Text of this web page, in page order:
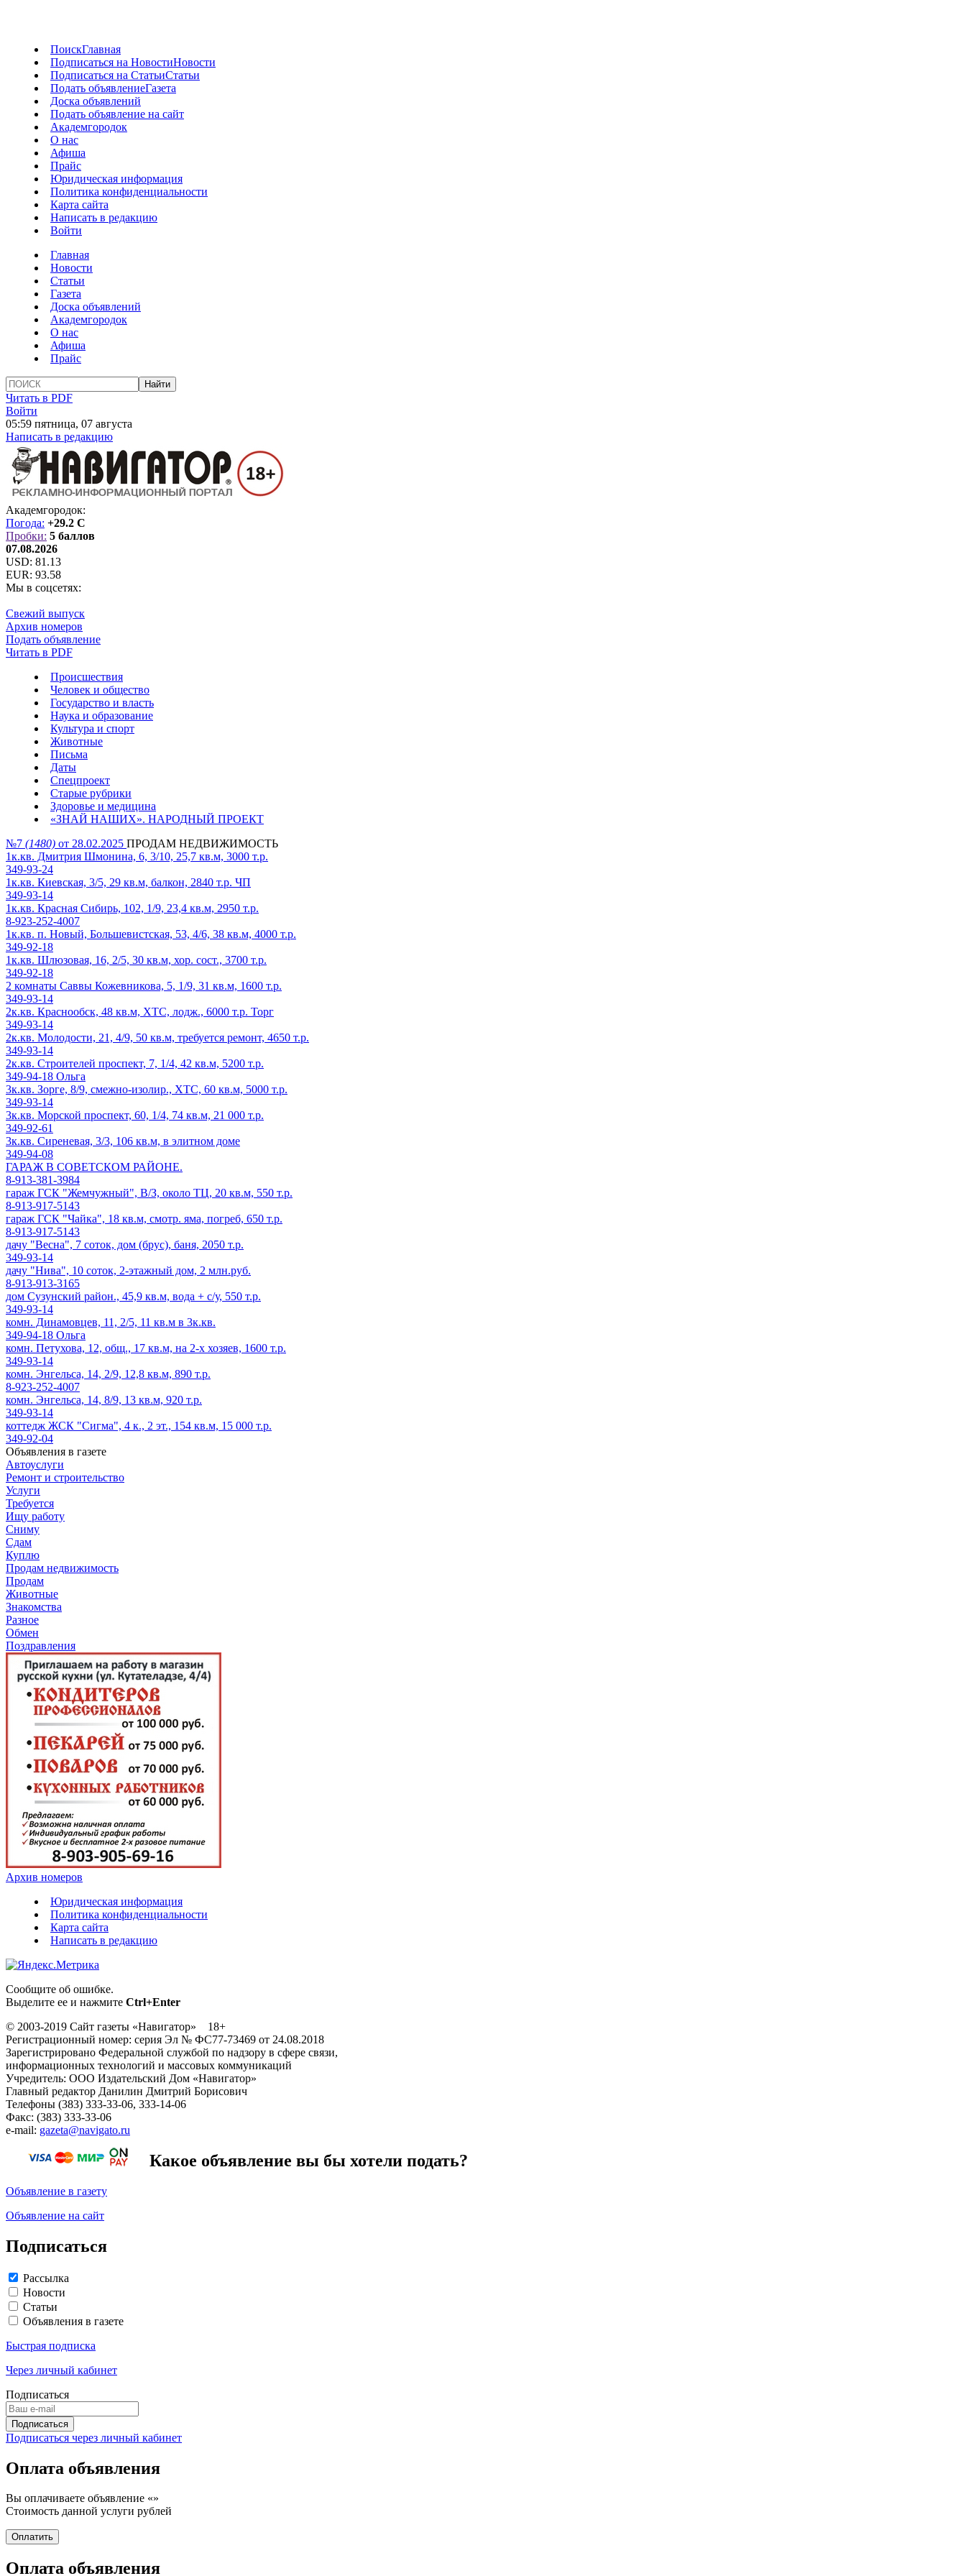
ПоискГлавная
Подписаться на НовостиНовости
Подписаться на СтатьиСтатьи
Подать объявлениеГазета
Доска объявлений
Подать объявление на сайт
Академгородок
О нас
Афиша
Прайс
Юридическая информация
Политика конфиденциальности
Карта сайта
Написать в редакцию
Войти
Главная
Новости
Статьи
Газета
Доска объявлений
Академгородок
О нас
Афиша
Прайс
Читать в PDF
Войти
05:59 пятница, 07 августа
Написать в редакцию
Академгородок:
Погода: +29.2 C
Пробки: 5 баллов
07.08.2026
USD: 81.13
EUR: 93.58
Мы в соцсетях:
Свежий выпуск
Архив номеров
Подать объявление
Читать в PDF
Происшествия
Человек и общество
Государство и власть
Наука и образование
Культура и спорт
Животные
Письма
Даты
Спецпроект
Старые рубрики
Здоровье и медицина
«ЗНАЙ НАШИХ». НАРОДНЫЙ ПРОЕКТ
№7 (1480) от 28.02.2025 ПРОДАМ НЕДВИЖИМОСТЬ
1к.кв. Дмитрия Шмонина, 6, 3/10, 25,7 кв.м, 3000 т.р.
349-93-24
1к.кв. Киевская, 3/5, 29 кв.м, балкон, 2840 т.р. ЧП
349-93-14
1к.кв. Красная Сибирь, 102, 1/9, 23,4 кв.м, 2950 т.р.
8-923-252-4007
1к.кв. п. Новый, Большевистская, 53, 4/6, 38 кв.м, 4000 т.р.
349-92-18
1к.кв. Шлюзовая, 16, 2/5, 30 кв.м, хор. сост., 3700 т.р.
349-92-18
2 комнаты Саввы Кожевникова, 5, 1/9, 31 кв.м, 1600 т.р.
349-93-14
2к.кв. Краснообск, 48 кв.м, ХТС, лодж., 6000 т.р. Торг
349-93-14
2к.кв. Молодости, 21, 4/9, 50 кв.м, требуется ремонт, 4650 т.р.
349-93-14
2к.кв. Строителей проспект, 7, 1/4, 42 кв.м, 5200 т.р.
349-94-18 Ольга
3к.кв. Зорге, 8/9, смежно-изолир., ХТС, 60 кв.м, 5000 т.р.
349-93-14
3к.кв. Морской проспект, 60, 1/4, 74 кв.м, 21 000 т.р.
349-92-61
3к.кв. Сиреневая, 3/3, 106 кв.м, в элитном доме
349-94-08
ГАРАЖ В СОВЕТСКОМ РАЙОНЕ.
8-913-381-3984
гараж ГСК "Жемчужный", В/З, около ТЦ, 20 кв.м, 550 т.р.
8-913-917-5143
гараж ГСК "Чайка", 18 кв.м, смотр. яма, погреб, 650 т.р.
8-913-917-5143
дачу "Весна", 7 соток, дом (брус), баня, 2050 т.р.
349-93-14
дачу "Нива", 10 соток, 2-этажный дом, 2 млн.руб.
8-913-913-3165
дом Сузунский район., 45,9 кв.м, вода + с/у, 550 т.р.
349-93-14
комн. Динамовцев, 11, 2/5, 11 кв.м в 3к.кв.
349-94-18 Ольга
комн. Петухова, 12, общ., 17 кв.м, на 2-х хозяев, 1600 т.р.
349-93-14
комн. Энгельса, 14, 2/9, 12,8 кв.м, 890 т.р.
8-923-252-4007
комн. Энгельса, 14, 8/9, 13 кв.м, 920 т.р.
349-93-14
коттедж ЖСК "Сигма", 4 к., 2 эт., 154 кв.м, 15 000 т.р.
349-92-04
Объявления в газете
Автоуслуги
Ремонт и строительство
Услуги
Требуется
Ищу работу
Сниму
Сдам
Куплю
Продам недвижимость
Продам
Животные
Знакомства
Разное
Обмен
Поздравления
Архив номеров
Юридическая информация
Политика конфиденциальности
Карта сайта
Написать в редакцию
Сообщите об ошибке.
Выделите ее и нажмите Ctrl+Enter
© 2003-2019 Сайт газеты «Навигатор» 18+
Регистрационный номер: серия Эл № ФС77-73469 от 24.08.2018
Зарегистрировано Федеральной службой по надзору в сфере связи,
информационных технологий и массовых коммуникаций
Учредитель: ООО Издательский Дом «Навигатор»
Главный редактор Данилин Дмитрий Борисович
Телефоны (383) 333-33-06, 333-14-06
Факс: (383) 333-33-06
e-mail: gazeta@navigato.ru
Какое объявление вы бы хотели подать?
Объявление в газету
Объявление на сайт
Подписаться
Рассылка
Новости
Статьи
Объявления в газете
Быстрая подписка
Через личный кабинет
Подписаться
Подписаться через личный кабинет
Оплата объявления
Вы оплачиваете объявление «»
Стоимость данной услуги рублей
Оплата объявления